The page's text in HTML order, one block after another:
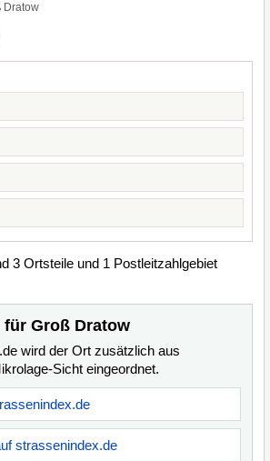
Dratow
3 Ortsteile und 1 Postleitzahlgebiet
Groß Dratow
wird der Ort zusätzlich aus
Sicht eingeordnet.
strassenindex.de